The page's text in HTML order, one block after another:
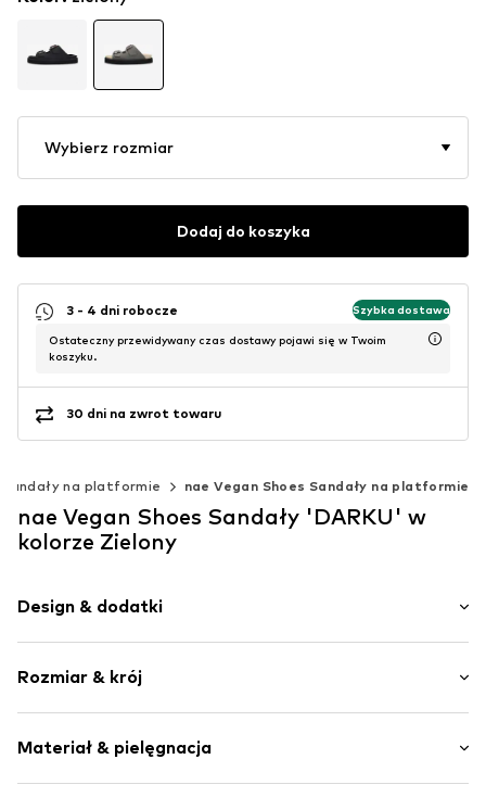
Wybierz rozmiar
Dodaj do koszyka
3 - 4 dni robocze Szybka dostawa
Ostateczny przewidywany czas dostawy pojawi się w Twoim
koszyku.
30 dni na zwrot towaru
Sandały na platformie nae Vegan Shoes Sandały na platformie
nae Vegan Shoes Sandały 'DARKU' w
kolorze Zielony
Design & dodatki
Imitacja skóry
Z platformą
Zaokrąglony czubek
Rozmiar & krój
Materiał & pielęgnacja